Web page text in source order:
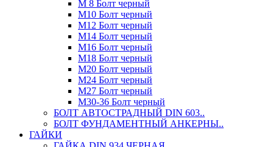
М 8 Болт черный
М10 Болт черный
М12 Болт черный
М14 Болт черный
М16 Болт черный
М18 Болт черный
М20 Болт черный
М24 Болт черный
М27 Болт черный
М30-36 Болт черный
БОЛТ АВТОСТРАДНЫЙ DIN 603..
БОЛТ ФУНДАМЕНТНЫЙ АНКЕРНЫ..
ГАЙКИ